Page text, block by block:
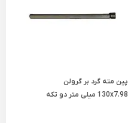
پین مته گرد بر گرولن
130x7.98 میلی متر دو تکه